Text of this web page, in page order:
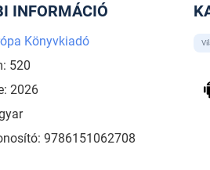
INFORMÁCIÓ
Könyvkiadó
520
2026
9786151062708